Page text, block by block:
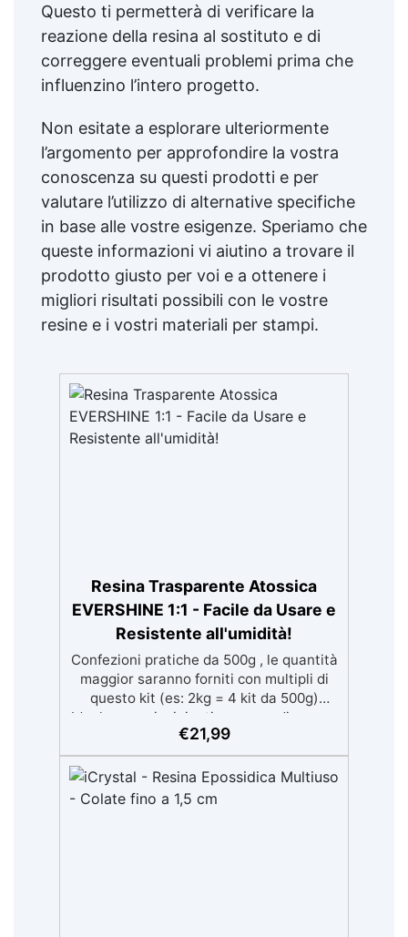
Questo ti permetterà di verificare la
reazione della resina al sostituto e di
correggere eventuali problemi prima che
influenzino l’intero progetto.
Non esitate a esplorare ulteriormente
l’argomento per approfondire la vostra
conoscenza su questi prodotti e per
valutare l’utilizzo di alternative specifiche
in base alle vostre esigenze. Speriamo che
queste informazioni vi aiutino a trovare il
prodotto giusto per voi e a ottenere i
migliori risultati possibili con le vostre
resine e i vostri materiali per stampi.
Resina Trasparente Atossica
EVERSHINE 1:1 - Facile da Usare e
Resistente all'umidità!
Confezioni pratiche da 500g , le quantità
maggior saranno forniti con multipli di
questo kit (es: 2kg = 4 kit da 500g)
Ideale per principianti: a prova di errore,
perfetta per chi inizia. Sempre lucida:
garantisce una finitura brillante e
uniforme in ogni condizione. Facilissima
da usare: rapporto di miscelazione
intuitivo basta mescolare i 2 componenti
€21,99